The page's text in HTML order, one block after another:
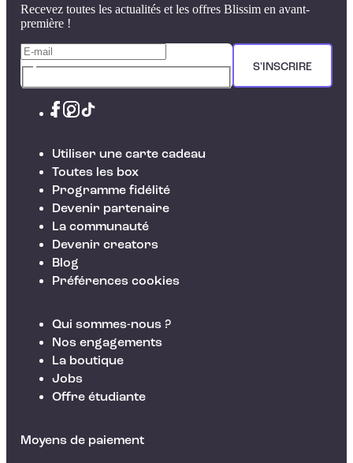
Recevez toutes les actualités et les offres Blissim en avant-
première !
S'INSCRIRE
Utiliser une carte cadeau
Toutes les box
Programme fidélité
Devenir partenaire
La communauté
Devenir creators
Blog
Préférences cookies
Qui sommes-nous ?
Nos engagements
La boutique
Jobs
Offre étudiante
Moyens de paiement